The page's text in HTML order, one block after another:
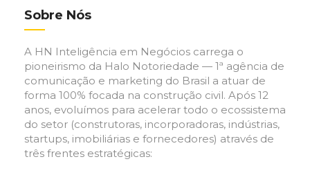
Sobre Nós
A HN Inteligência em Negócios carrega o
pioneirismo da Halo Notoriedade — 1ª agência de
comunicação e marketing do Brasil a atuar de
forma 100% focada na construção civil. Após 12
anos, evoluímos para acelerar todo o ecossistema
do setor (construtoras, incorporadoras, indústrias,
startups, imobiliárias e fornecedores) através de
três frentes estratégicas: